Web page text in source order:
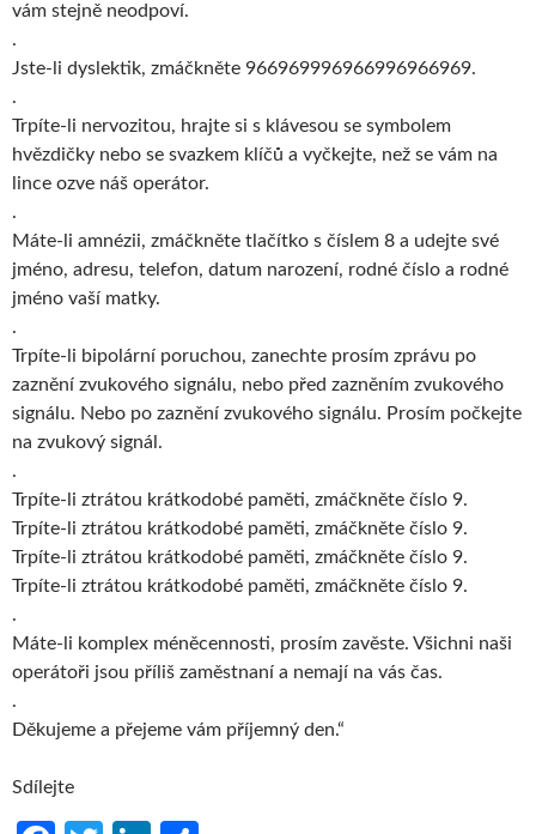
vám stejně neodpoví.
.
Jste-li dyslektik, zmáčkněte 966969996966996966969.
.
Trpíte-li nervozitou, hrajte si s klávesou se symbolem
hvězdičky nebo se svazkem klíčů a vyčkejte, než se vám na
lince ozve náš operátor.
.
Máte-li amnézii, zmáčkněte tlačítko s číslem 8 a udejte své
jméno, adresu, telefon, datum narození, rodné číslo a rodné
jméno vaší matky.
.
Trpíte-li bipolární poruchou, zanechte prosím zprávu po
zaznění zvukového signálu, nebo před zazněním zvukového
signálu. Nebo po zaznění zvukového signálu. Prosím počkejte
na zvukový signál.
.
Trpíte-li ztrátou krátkodobé paměti, zmáčkněte číslo 9.
Trpíte-li ztrátou krátkodobé paměti, zmáčkněte číslo 9.
Trpíte-li ztrátou krátkodobé paměti, zmáčkněte číslo 9.
Trpíte-li ztrátou krátkodobé paměti, zmáčkněte číslo 9.
.
Máte-li komplex méněcennosti, prosím zavěste. Všichni naši
operátoři jsou příliš zaměstnaní a nemají na vás čas.
.
Děkujeme a přejeme vám příjemný den.“
Sdílejte